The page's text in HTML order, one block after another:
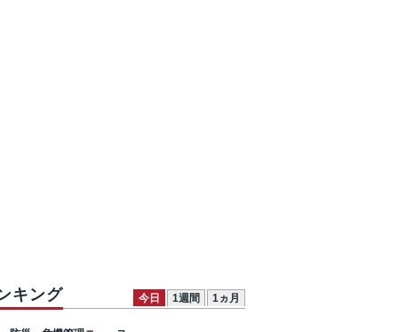
キング 今日 1週間 1ヵ月